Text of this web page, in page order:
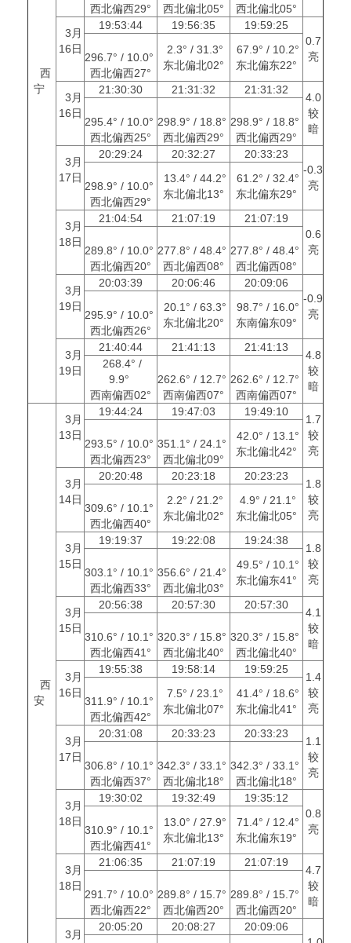
西
宁
西北偏西29°
西北偏北05°
西北偏北05°
3月
16日
19:53:44 19:56:35
19:59:25
0.7
亮
296.7° / 10.0°
西北偏西27°
2.3° / 31.3°
东北偏北02°
67.9° / 10.2°
东北偏东22°
3月
16日
21:30:30 21:31:32 21:31:32
4.0
较
暗
295.4° / 10.0°
西北偏西25°
298.9° / 18.8°
西北偏西29°
298.9° / 18.8°
西北偏西29°
3月
17日
20:29:24 20:32:27
20:33:23
-0.3
亮
298.9° / 10.0°
西北偏西29°
13.4° / 44.2°
东北偏北13°
61.2° / 32.4°
东北偏东29°
3月
18日
21:04:54 21:07:19
21:07:19
0.6
亮
289.8° / 10.0°
西北偏西20°
277.8° / 48.4°
西北偏西08°
277.8° / 48.4°
西北偏西08°
3月
19日
20:03:39 20:06:46
20:09:06
-0.9
亮
295.9° / 10.0°
西北偏西26°
20.1° / 63.3°
东北偏北20°
98.7° / 16.0°
东南偏东09°
3月
19日
21:40:44 21:41:13 21:41:13
4.8
较
暗
268.4° /
9.9°
西南偏西02°
262.6° / 12.7°
西南偏西07°
262.6° / 12.7°
西南偏西07°
西
安
3月
13日
19:44:24 19:47:03 19:49:10
1.7
较
亮
293.5° / 10.0°
西北偏西23°
351.1° / 24.1°
西北偏北09°
42.0° / 13.1°
东北偏北42°
3月
14日
20:20:48 20:23:18 20:23:23
1.8
较
亮
309.6° / 10.1°
西北偏西40°
2.2° / 21.2°
东北偏北02°
4.9° / 21.1°
东北偏北05°
3月
15日
19:19:37 19:22:08 19:24:38
1.8
较
亮
303.1° / 10.1°
西北偏西33°
356.6° / 21.4°
西北偏北03°
49.5° / 10.1°
东北偏东41°
3月
15日
20:56:38 20:57:30 20:57:30
4.1
较
暗
310.6° / 10.1°
西北偏西41°
320.3° / 15.8°
西北偏北40°
320.3° / 15.8°
西北偏北40°
3月
16日
19:55:38 19:58:14 19:59:25
1.4
较
亮
311.9° / 10.1°
西北偏西42°
7.5° / 23.1°
东北偏北07°
41.4° / 18.6°
东北偏北41°
3月
17日
20:31:08 20:33:23 20:33:23
1.1
较
亮
306.8° / 10.1°
西北偏西37°
342.3° / 33.1°
西北偏北18°
342.3° / 33.1°
西北偏北18°
3月
18日
19:30:02 19:32:49
19:35:12
0.8
亮
310.9° / 10.1°
西北偏西41°
13.0° / 27.9°
东北偏北13°
71.4° / 12.4°
东北偏东19°
3月
18日
21:06:35 21:07:19 21:07:19
4.7
较
暗
291.7° / 10.0°
西北偏西22°
289.8° / 15.7°
西北偏西20°
289.8° / 15.7°
西北偏西20°
3月
20:05:20 20:08:27
20:09:06